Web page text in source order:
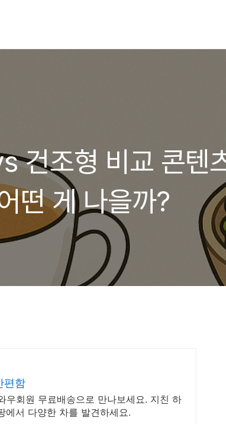
건조형 비교 콘텐
떤 게 나을까?
편함
우회원 무료배송으로 만나보세요. 지친 하
에서 다양한 차를 발견하세요.